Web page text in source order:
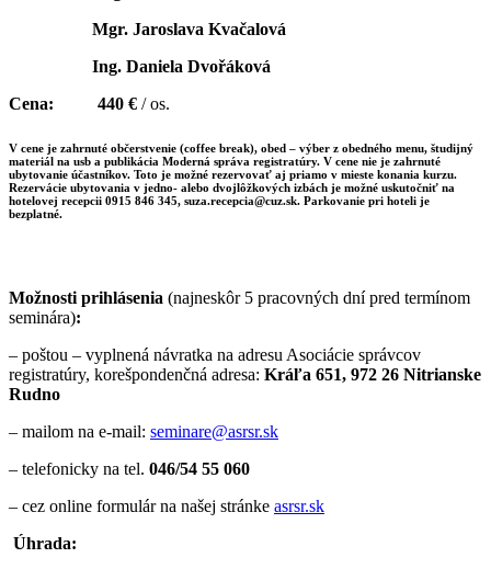
Mgr. Jaroslava Kvačalová
Ing. Daniela Dvořáková
Cena:
440 € / os.
V cene je zahrnuté občerstvenie (coffee break), obed – výber z obedného menu, študijný
materiál na usb a publikácia Moderná správa registratúry. V cene nie je zahrnuté
ubytovanie účastníkov. Toto je možné rezervovať aj priamo v mieste konania kurzu.
Rezervácie ubytovania v jedno- alebo dvojlôžkových izbách je možné uskutočniť na
hotelovej recepcii 0915 846 345, suza.recepcia@cuz.sk. Parkovanie pri hoteli je
bezplatné.
Možnosti prihlásenia (najneskôr 5 pracovných dní pred termínom
seminára):
– poštou – vyplnená návratka na adresu Asociácie správcov
registratúry, korešpondenčná adresa: Kráľa 651, 972 26 Nitrianske
Rudno
– mailom na e-mail: seminare@asrsr.sk
– telefonicky na tel. 046/54 55 060
– cez online formulár na našej stránke asrsr.sk
Úhrada: